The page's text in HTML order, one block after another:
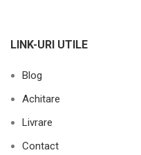
LINK-URI UTILE
Blog
Achitare
Livrare
Contact